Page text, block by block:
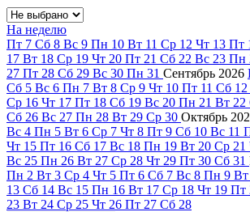
На неделю
Пт 7 Сб 8 Вс 9 Пн 10 Вт 11 Ср 12 Чт 13 Пт
17 Вт 18 Ср 19 Чт 20 Пт 21 Сб 22 Вс 23 Пн
27 Пт 28 Сб 29 Вс 30 Пн 31 Сентябрь 2026
Сб 5 Вс 6 Пн 7 Вт 8 Ср 9 Чт 10 Пт 11 Сб 12
Ср 16 Чт 17 Пт 18 Сб 19 Вс 20 Пн 21 Вт 22
Сб 26 Вс 27 Пн 28 Вт 29 Ср 30 Октябрь
Вс 4 Пн 5 Вт 6 Ср 7 Чт 8 Пт 9 Сб 10 Вс 11
Чт 15 Пт 16 Сб 17 Вс 18 Пн 19 Вт 20 Ср 21
Вс 25 Пн 26 Вт 27 Ср 28 Чт 29 Пт 30 Сб 31
Пн 2 Вт 3 Ср 4 Чт 5 Пт 6 Сб 7 Вс 8 Пн 9 Вт
13 Сб 14 Вс 15 Пн 16 Вт 17 Ср 18 Чт 19 Пт
23 Вт 24 Ср 25 Чт 26 Пт 27 Сб 28